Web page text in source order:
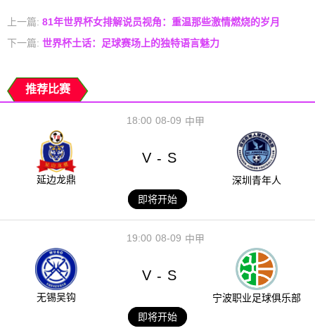
上一篇: 81年世界杯女排解说员视角：重温那些激情燃烧的岁月
下一篇: 世界杯土话：足球赛场上的独特语言魅力
推荐比赛
08-09
18:00 中甲
延边龙鼎
V - S
深圳青年人
即将开始
08-09
19:00 中甲
无锡吴钩
V - S
宁波职业足球俱乐部
即将开始